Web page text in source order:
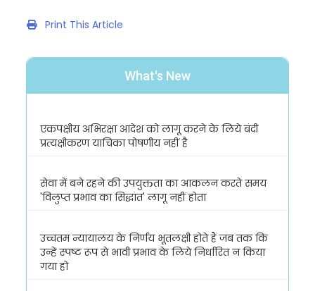
Print This Article
What's New
एकपक्षीय अभिरक्षा आदेश को लागू करने के लिये बंदी
प्रत्यक्षीकरण याचिका पोषणीय नहीं है
सेवा में बने रहने की उपयुक्तता का आकलन करते समय
'विलुप्त प्रभाव का सिद्धांत' लागू नहीं होता
उच्चतम न्यायालय के निर्णय भूतलक्षी होते हैं जब तक कि
उन्हें स्पष्ट रूप से भावी प्रभाव के लिये निर्धारित न किया
गया हो